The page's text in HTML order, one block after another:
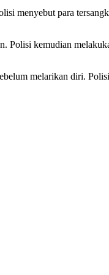
menyebut para
Polisi kemudian
melarikan diri.